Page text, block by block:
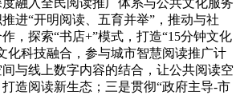
进“开明阅读、五育并举”，推动与社
，探索“书店+”模式，打造“15分钟文化
化科技融合，参与城市智慧阅读推广计
与线上数字内容的结合，让公共阅读空
造阅读新生态；三是贯彻“政府主导-市